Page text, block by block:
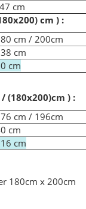
47 cm
cm ) :
cm / 200cm
cm
cm
(180x200)cm ) :
cm / 196cm
cm
cm
180cm x 200cm